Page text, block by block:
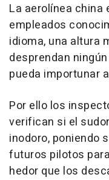
La aerolínea china
empleados
idioma, una altura
desprendan
pueda importunar
Por ello los
verifican si el
inodoro, poniendo
futuros pilotos
hedor que los